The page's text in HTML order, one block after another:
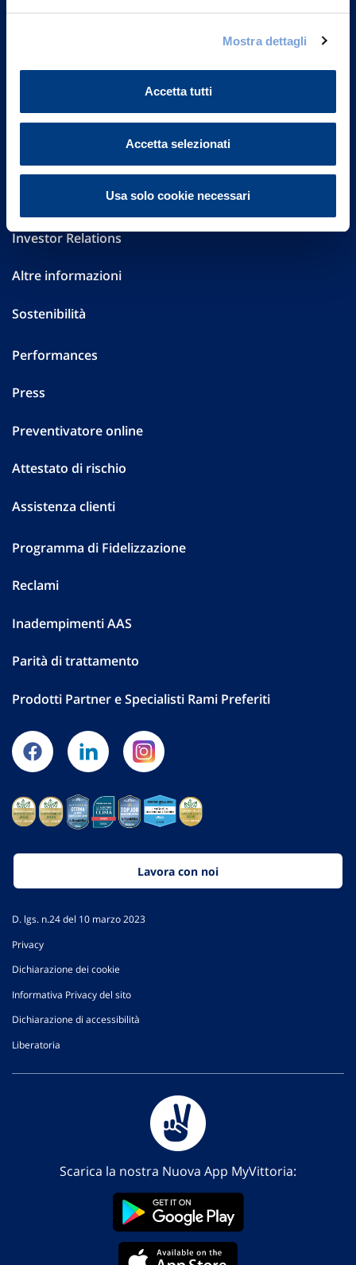
Mostra dettagli
Accetta tutti
Accetta selezionati
Usa solo cookie necessari
Vittoria Assicurazioni S.p.A.
Part. IVA 01329510158
FAQ
Investor Relations
Altre informazioni
Sostenibilità
Performances
Press
Preventivatore online
Attestato di rischio
Assistenza clienti
Programma di Fidelizzazione
Reclami
Inadempimenti AAS
Parità di trattamento
Prodotti Partner e Specialisti Rami Preferiti
Lavora con noi
D. lgs. n.24 del 10 marzo 2023
Privacy
Dichiarazione dei cookie
Informativa Privacy del sito
Dichiarazione di accessibilità
Liberatoria
Scarica la nostra Nuova App MyVittoria: